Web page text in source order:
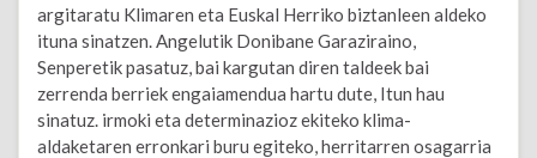
argitaratu Klimaren eta Euskal Herriko biztanleen aldeko
ituna sinatzen. Angelutik Donibane Garaziraino,
Senperetik pasatuz, bai kargutan diren taldeek bai
zerrenda berriek engaiamendua hartu dute, Itun hau
sinatuz. irmoki eta determinazioz ekiteko klima-
aldaketaren erronkari buru egiteko, herritarren osagarria